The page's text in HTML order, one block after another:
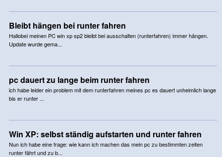
Bleibt hängen bei runter fahren
Hallobei meinen PC win xp sp2 bleibt bei ausschalten (runterfahren) immer hängen.
Update wurde gema...
pc dauert zu lange beim runter fahren
ich habe leider ein problem mit dem runterfahren meines pc es dauert unheimlich lange
bis er runter ...
Win XP: selbst ständig aufstarten und runter fahren
Nun ich habe eine frage: wie kann ich machen das mein pc zu bestimmten zeiten
runter fährt und zu b...